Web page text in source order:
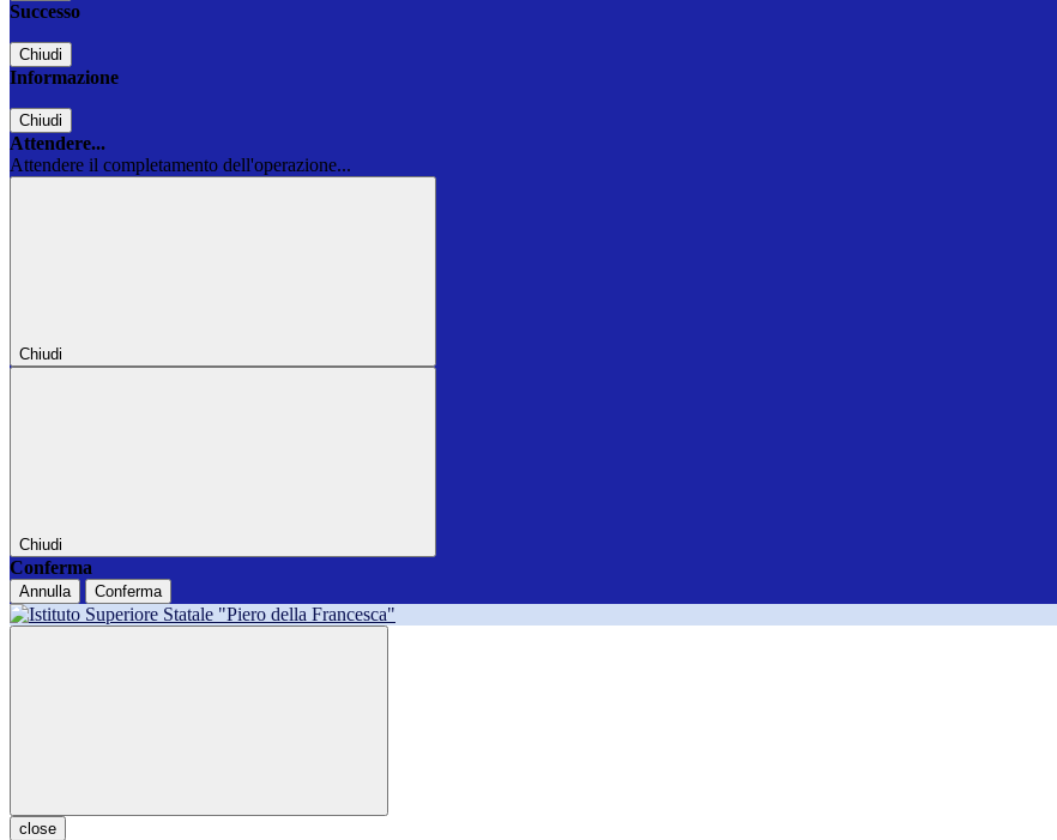
Successo
Chiudi
Informazione
Chiudi
Attendere...
Attendere il completamento dell'operazione...
Chiudi
Chiudi
Conferma
Annulla Conferma
close